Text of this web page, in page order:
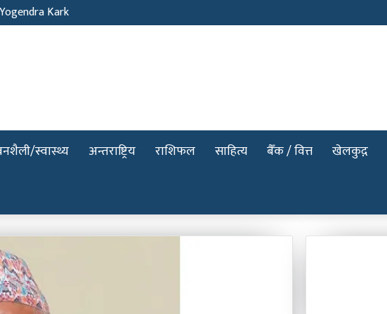
Kark
स्वास्थ्य अन्तराष्ट्रिय राशिफल साहित्य बैँक / वित्त खेलकुद़़